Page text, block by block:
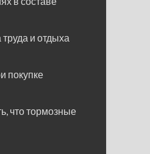
и отдыха
покупке
что тормозные